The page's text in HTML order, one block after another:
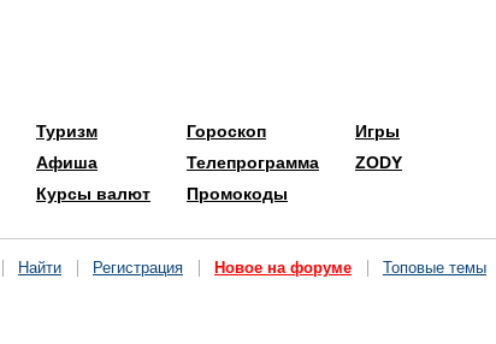
Туризм
Афиша
Курсы валют
Гороскоп
Телепрограмма
Промокоды
Игры
ZODY
Найти Регистрация Новое на форуме Топовые темы